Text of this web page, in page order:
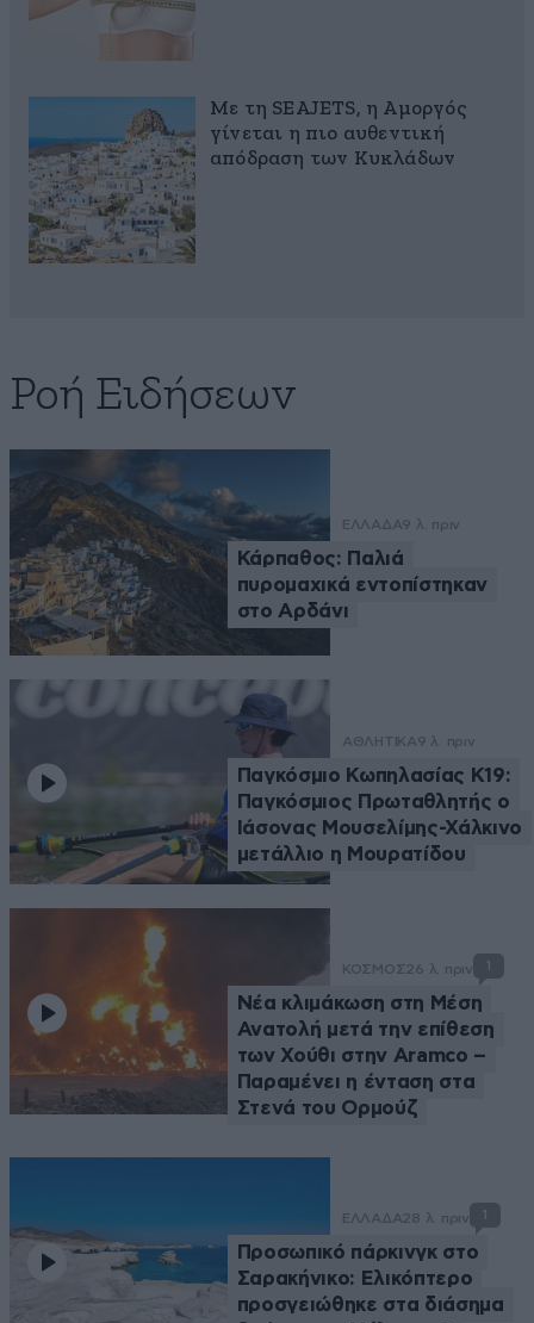
Με τη SEAJETS, η Αμοργός
γίνεται η πιο αυθεντική
απόδραση των Κυκλάδων
Ροή Ειδήσεων
ΕΛΛΑΔΑ9 λ. πριν
Κάρπαθος: Παλιά
πυρομαχικά εντοπίστηκαν
στο Αρδάνι
ΑΘΛΗΤΙΚΑ9 λ. πριν
Παγκόσμιο Κωπηλασίας Κ19:
Παγκόσμιος Πρωταθλητής ο
Ιάσονας Μουσελίμης-Χάλκινο
μετάλλιο η Μουρατίδου
ΚΟΣΜΟΣ26 λ. πριν
Νέα κλιμάκωση στη Μέση
Ανατολή μετά την επίθεση
των Χούθι στην Aramco –
Παραμένει η ένταση στα
Στενά του Ορμούζ
ΕΛΛΑΔΑ28 λ. πριν
Προσωπικό πάρκινγκ στο
Σαρακήνικο: Ελικόπτερο
προσγειώθηκε στα διάσημα